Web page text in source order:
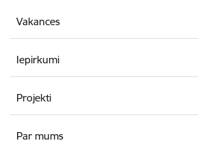
Vakances
Iepirkumi
Projekti
Par mums